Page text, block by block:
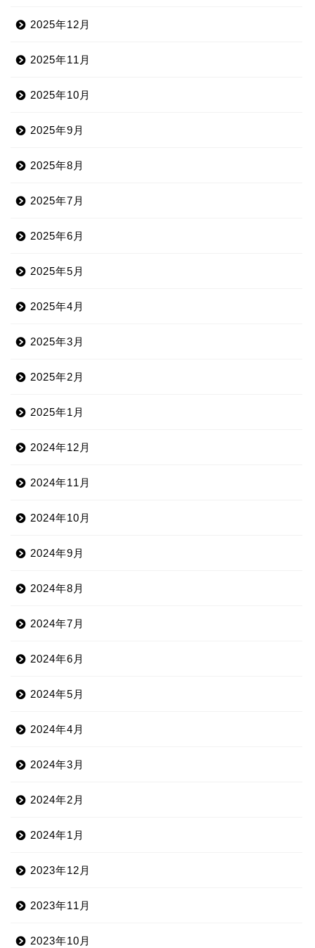
2025年12月
2025年11月
2025年10月
2025年9月
2025年8月
2025年7月
2025年6月
2025年5月
2025年4月
2025年3月
2025年2月
2025年1月
2024年12月
2024年11月
2024年10月
2024年9月
2024年8月
2024年7月
2024年6月
2024年5月
2024年4月
2024年3月
2024年2月
2024年1月
2023年12月
2023年11月
2023年10月